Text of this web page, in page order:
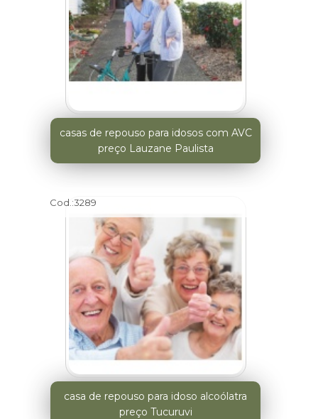
casas de repouso para idosos com AVC
preço Lauzane Paulista
Cod.:3289
casa de repouso para idoso alcoólatra
preço Tucuruvi